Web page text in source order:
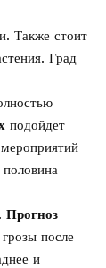
Также стоит
Град
подойдет
Прогноз
после
и